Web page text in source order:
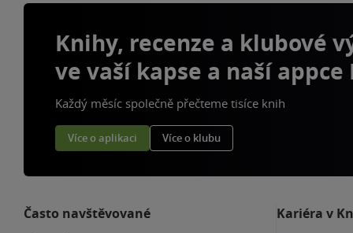
Knihy, recenze a klubové
ve vaší kapse a naší appce
Každý měsíc společně přečteme tisíce knih
Více o aplikaci Více o klubu
Často navštěvované Kariéra v